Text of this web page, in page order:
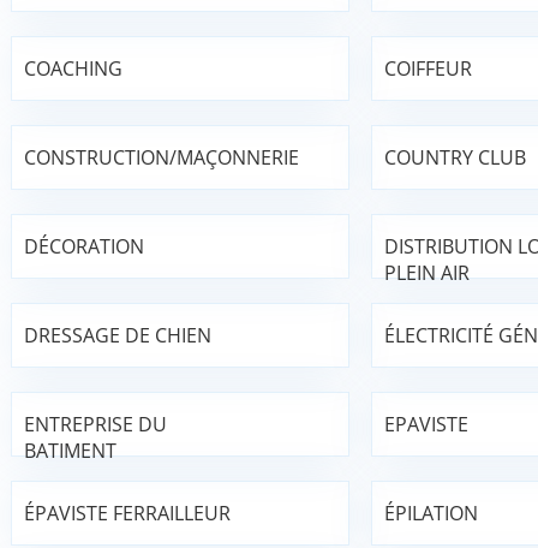
COACHING COIFFEUR
CONSTRUCTION/MAÇONNERIE COUNTRY CLUB
DÉCORATION
DISTRIBUTION
PLEIN AIR
DRESSAGE DE CHIEN ÉLECTRICITÉ
ENTREPRISE DU
BATIMENT
EPAVISTE
ÉPAVISTE FERRAILLEUR ÉPILATION